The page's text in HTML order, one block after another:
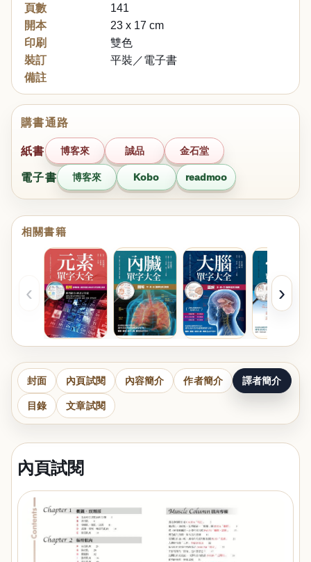
頁數
141
開本
23 x 17 cm
印刷
雙色
裝訂
平裝／電子書
備註
購書通路
紙書 博客來 誠品 金石堂
電子書 博客來 Kobo readmoo
相關書籍
‹ ›
封面 內頁試閱 內容簡介 作者簡介 譯者簡介
目錄 文章試閱
內頁試閱